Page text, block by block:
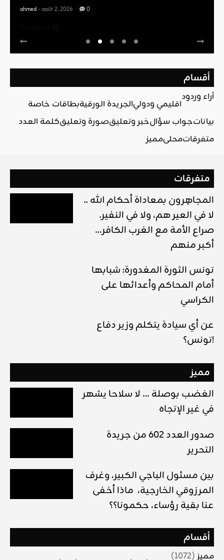
ahmed - août 2, 2026 0
أقسام
آراء وردود
اقليمي ودوليالجريدة الورقيةبطاقات خاصة
بياناتجواب سؤالخبر وتعليقصورة وتعليقكلمة العدد
متفرقاتمحليمميز
متفرقات
المجاهِرون بمعاداة أحكام الله ..
لا في العير هم، ولا في النفير.
صراع الأمة مع الغرب الكافر…
أكبر منهم
تونس الثورة المغدورة: شبابها
أمام المحاكم وأعدائها على
الكراسي
عن أي سيادة يتكلم وزير دفاع
تونس؟!
مميز
الغضب بوصلة … لا سلاحا يشهر
في غير الإتجاه
صدور العدد 602 من جريدة
التحرير
بين مسئول الباجي الكبير، وغرف
المرزوقي الخارجية، ماذا أخفى
عنا بقية رؤساء، حكمونا؟؟
أقسام
مميز(1072)